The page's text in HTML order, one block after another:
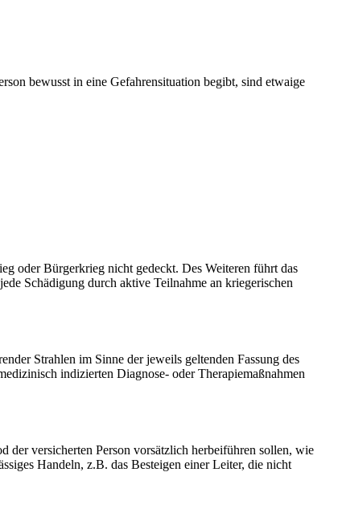
bewusst in eine Gefahrensituation begibt, sind etwaige
oder Bürgerkrieg nicht gedeckt. Des Weiteren führt das
Schädigung durch aktive Teilnahme an kriegerischen
Strahlen im Sinne der jeweils geltenden Fassung des
indizierten Diagnose- oder Therapiemaßnahmen
der versicherten Person vorsätzlich herbeiführen sollen, wie
Handeln, z.B. das Besteigen einer Leiter, die nicht